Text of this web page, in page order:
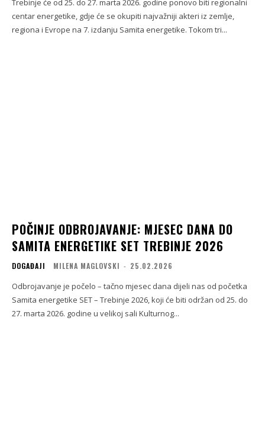
Trebinje će od 25. do 27. marta 2026. godine ponovo biti regionalni
centar energetike, gdje će se okupiti najvažniji akteri iz zemlje,
regiona i Evrope na 7. izdanju Samita energetike. Tokom tri...
POČINJE ODBROJAVANJE: MJESEC DANA DO
SAMITA ENERGETIKE SET TREBINJE 2026
DOGAĐAJI MILENA MAGLOVSKI - 25.02.2026
Odbrojavanje je počelo – tačno mjesec dana dijeli nas od početka
Samita energetike SET – Trebinje 2026, koji će biti održan od 25. do
27. marta 2026. godine u velikoj sali Kulturnog...